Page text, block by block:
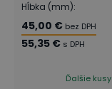
Hĺbka (mm):
45,00 € bez DPH
55,35 € s DPH
Ďalšie